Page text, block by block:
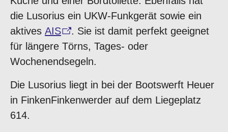
die Lusorius ein UKW-Funkgerät sowie ein
aktives AIS
. Sie ist damit perfekt geeignet
für längere Törns, Tages- oder
Wochenendsegeln.
Die Lusorius liegt in bei der Bootswerft Heuer
in FinkenFinkenwerder auf dem Liegeplatz
614.